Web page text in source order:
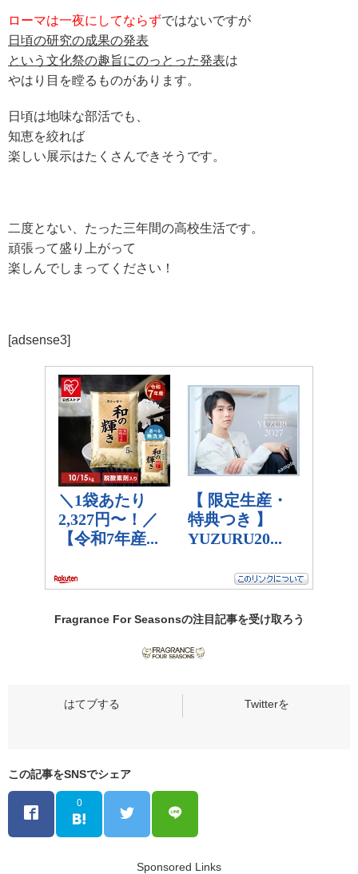
ローマは一夜にしてならずではないですが
日頃の研究の成果の発表
という文化祭の趣旨にのっとった発表は
やはり目を瞠るものがあります。
日頃は地味な部活でも、
知恵を絞れば
楽しい展示はたくさんできそうです。
二度とない、たった三年間の高校生活です。
頑張って盛り上がって
楽しんでしまってください！
[adsense3]
Fragrance For Seasonsの注目記事を受け取ろう
この記事をSNSでシェア
0
Sponsored Links